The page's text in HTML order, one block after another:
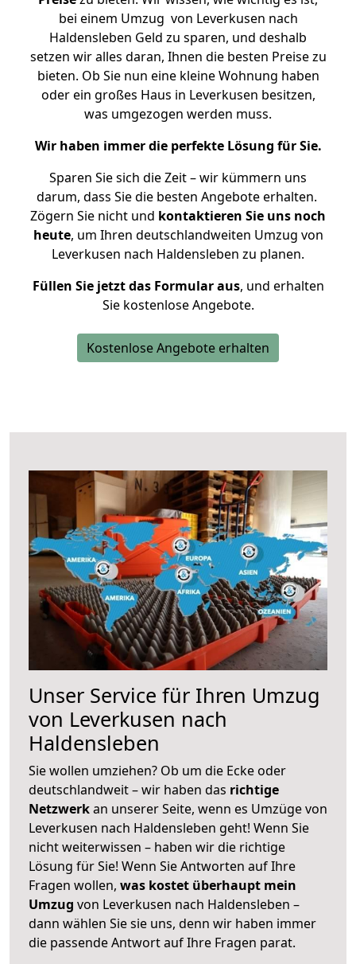
bei einem Umzug von Leverkusen nach
Haldensleben Geld zu sparen, und deshalb
setzen wir alles daran, Ihnen die besten Preise zu
bieten. Ob Sie nun eine kleine Wohnung haben
oder ein großes Haus in Leverkusen besitzen,
was umgezogen werden muss.
Wir haben immer die perfekte Lösung für Sie.
Sparen Sie sich die Zeit – wir kümmern uns
darum, dass Sie die besten Angebote erhalten.
Zögern Sie nicht und kontaktieren Sie uns noch
heute, um Ihren deutschlandweiten Umzug von
Leverkusen nach Haldensleben zu planen.
Füllen Sie jetzt das Formular aus, und erhalten
Sie kostenlose Angebote.
Kostenlose Angebote erhalten
Unser Service für Ihren Umzug
von Leverkusen nach
Haldensleben
Sie wollen umziehen? Ob um die Ecke oder
deutschlandweit – wir haben das richtige
Netzwerkan unserer Seite, wenn es Umzüge von
Leverkusen nach Haldensleben geht! Wenn Sie
nicht weiterwissen – haben wir die richtige
Lösung für Sie! Wenn Sie Antworten auf Ihre
Fragen wollen, was kostet überhaupt mein
Umzug von Leverkusen nach Haldensleben –
dann wählen Sie sie uns, denn wir haben immer
die passende Antwort auf Ihre Fragen parat.